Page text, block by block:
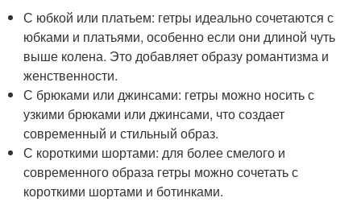
С юбкой или платьем: гетры идеально сочетаются с
юбками и платьями, особенно если они длиной чуть
выше колена. Это добавляет образу романтизма и
женственности.
С брюками или джинсами: гетры можно носить с
узкими брюками или джинсами, что создает
современный и стильный образ.
С короткими шортами: для более смелого и
современного образа гетры можно сочетать с
короткими шортами и ботинками.